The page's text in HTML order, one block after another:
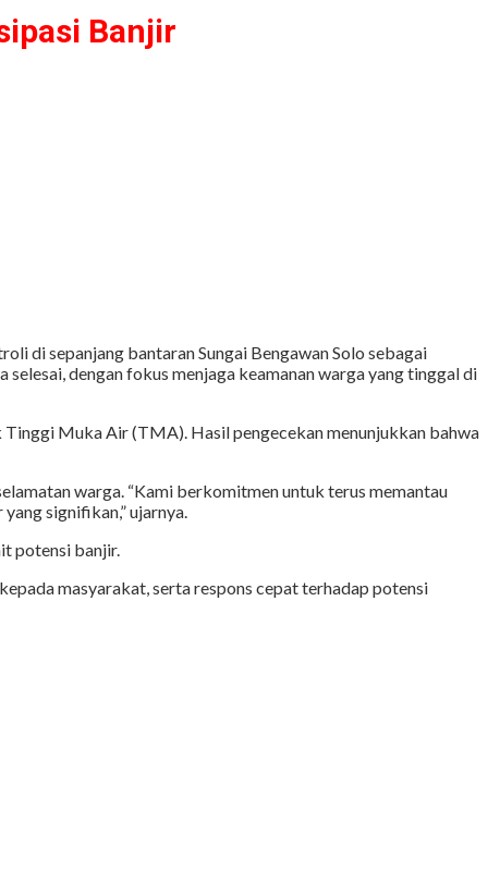
Banjir
di sepanjang bantaran Sungai Bengawan Solo sebagai
dengan fokus menjaga keamanan warga yang tinggal di
Muka Air (TMA). Hasil pengecekan menunjukkan bahwa
warga. “Kami berkomitmen untuk terus memantau
signifikan,” ujarnya.
potensi banjir.
masyarakat, serta respons cepat terhadap potensi